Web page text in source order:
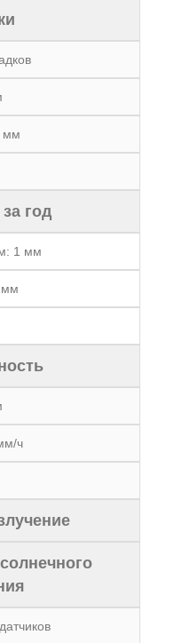
мм
год
1 мм
мм
ч